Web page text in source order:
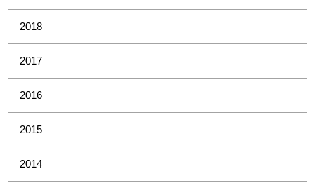
2018
2017
2016
2015
2014